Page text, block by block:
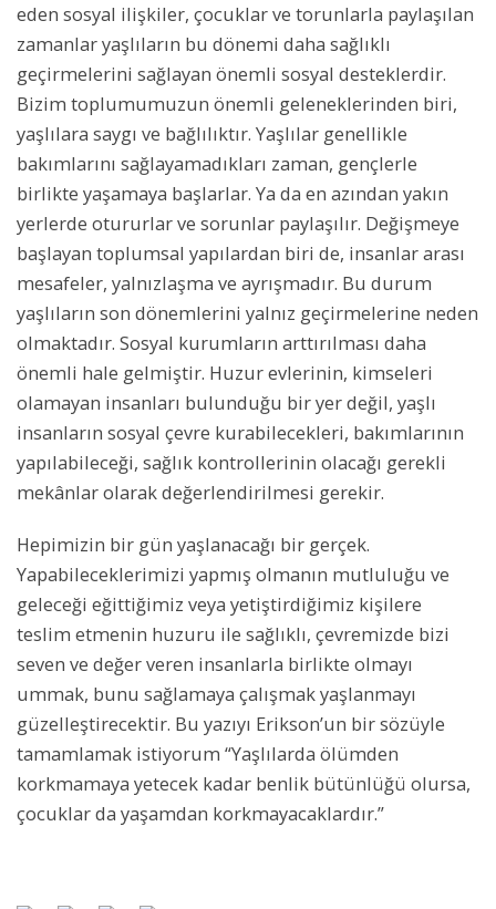
eden sosyal ilişkiler, çocuklar ve torunlarla paylaşılan
zamanlar yaşlıların bu dönemi daha sağlıklı
geçirmelerini sağlayan önemli sosyal desteklerdir.
Bizim toplumumuzun önemli geleneklerinden biri,
yaşlılara saygı ve bağlılıktır. Yaşlılar genellikle
bakımlarını sağlayamadıkları zaman, gençlerle
birlikte yaşamaya başlarlar. Ya da en azından yakın
yerlerde otururlar ve sorunlar paylaşılır. Değişmeye
başlayan toplumsal yapılardan biri de, insanlar arası
mesafeler, yalnızlaşma ve ayrışmadır. Bu durum
yaşlıların son dönemlerini yalnız geçirmelerine neden
olmaktadır. Sosyal kurumların arttırılması daha
önemli hale gelmiştir. Huzur evlerinin, kimseleri
olamayan insanları bulunduğu bir yer değil, yaşlı
insanların sosyal çevre kurabilecekleri, bakımlarının
yapılabileceği, sağlık kontrollerinin olacağı gerekli
mekânlar olarak değerlendirilmesi gerekir.
Hepimizin bir gün yaşlanacağı bir gerçek.
Yapabileceklerimizi yapmış olmanın mutluluğu ve
geleceği eğittiğimiz veya yetiştirdiğimiz kişilere
teslim etmenin huzuru ile sağlıklı, çevremizde bizi
seven ve değer veren insanlarla birlikte olmayı
ummak, bunu sağlamaya çalışmak yaşlanmayı
güzelleştirecektir. Bu yazıyı Erikson’un bir sözüyle
tamamlamak istiyorum “Yaşlılarda ölümden
korkmamaya yetecek kadar benlik bütünlüğü olursa,
çocuklar da yaşamdan korkmayacaklardır.”